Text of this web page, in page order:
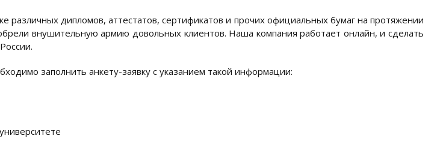
различных дипломов, аттестатов, сертификатов и прочих официальных бумаг на протяжении
внушительную армию довольных клиентов. Наша компания работает онлайн, и сделать
заполнить анкету-заявку с указанием такой информации: